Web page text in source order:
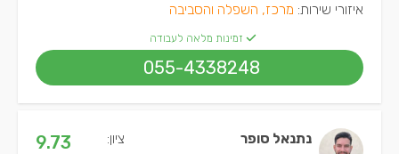
איזורי שירות: מרכז, השפלה והסביבה
זמינות מלאה לעבודה
055-4338248
נתנאל סופר ציון: 9.73